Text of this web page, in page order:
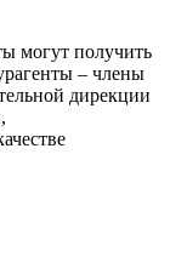
могут получить
– члены
дирекции